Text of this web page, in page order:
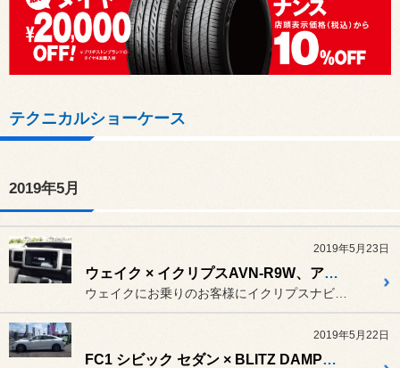
テクニカルショーケース
2019年5月
2019年5月23日
ウェイク × イクリプスAVN-R9W、アルパインSTE-G160S STEG-160
2019年5月22日
FC1 シビック セダン × BLITZ DAMPER ZZ-R